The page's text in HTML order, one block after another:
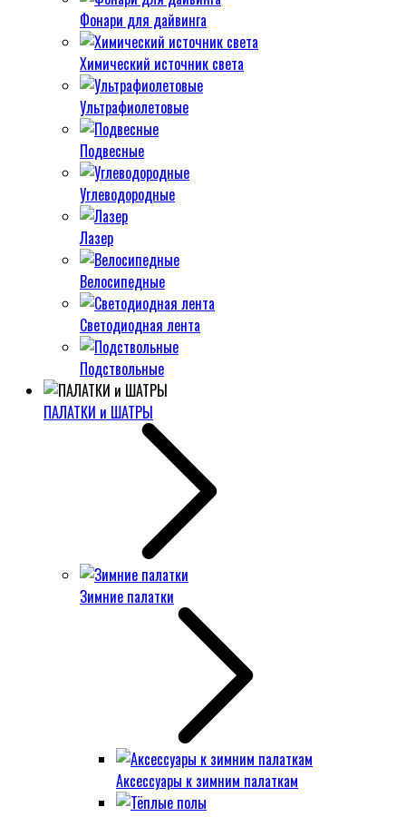
Фонари для дайвинга
Химический источник света
Ультрафиолетовые
Подвесные
Углеводородные
Лазер
Велосипедные
Светодиодная лента
Подствольные
ПАЛАТКИ и ШАТРЫ
Зимние палатки
Аксессуары к зимним палаткам